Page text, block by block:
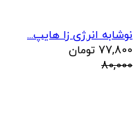
نوشابه انرژی زا هایپ...
77,800 تومان
80,000